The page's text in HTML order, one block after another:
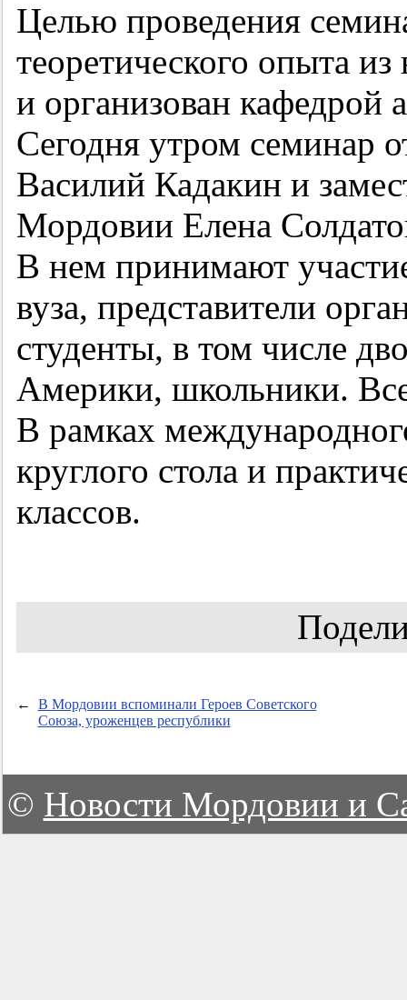
Целью проведения
теоретического опыта
и организован кафедрой
Сегодня утром семинар
Василий Кадакин и
Мордовии Елена
В нем принимают
вуза, представители
студенты, в том числе
Америки, школьники.
В рамках
круглого стола и
классов.
←
В Мордовии вспоминали Героев Советского
Союза, уроженцев республики
© Новости Мордовии и